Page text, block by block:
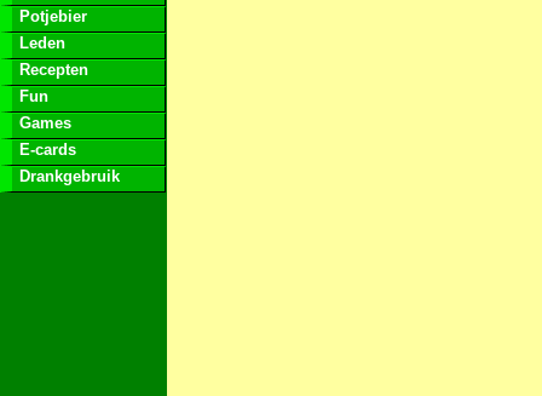
Potjebier
Leden
Recepten
Fun
Games
E-cards
Drankgebruik